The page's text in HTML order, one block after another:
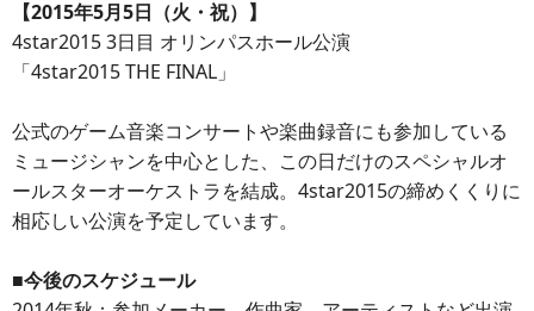
【2015年5月5日（火・祝）】
4star2015 3日目 オリンパスホール公演
「4star2015 THE FINAL」
公式のゲーム音楽コンサートや楽曲録音にも参加している
ミュージシャンを中心とした、この日だけのスペシャルオ
ールスターオーケストラを結成。4star2015の締めくくりに
相応しい公演を予定しています。
■今後のスケジュール